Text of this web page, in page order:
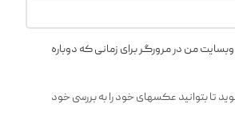
من در مرورگر برای زمانی که دوباره
تا بتوانید عکسهای خود را به بررسی خود